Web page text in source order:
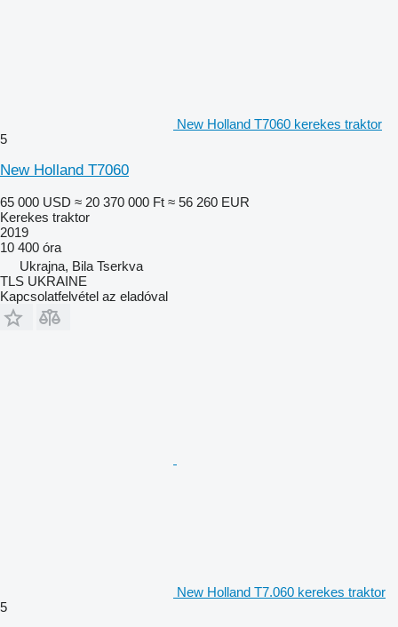
New Holland T7060 kerekes traktor
5
New Holland T7060
65 000 USD ≈ 20 370 000 Ft ≈ 56 260 EUR
Kerekes traktor
2019
10 400 óra
Ukrajna, Bila Tserkva
TLS UKRAINE
Kapcsolatfelvétel az eladóval
New Holland T7.060 kerekes traktor
5